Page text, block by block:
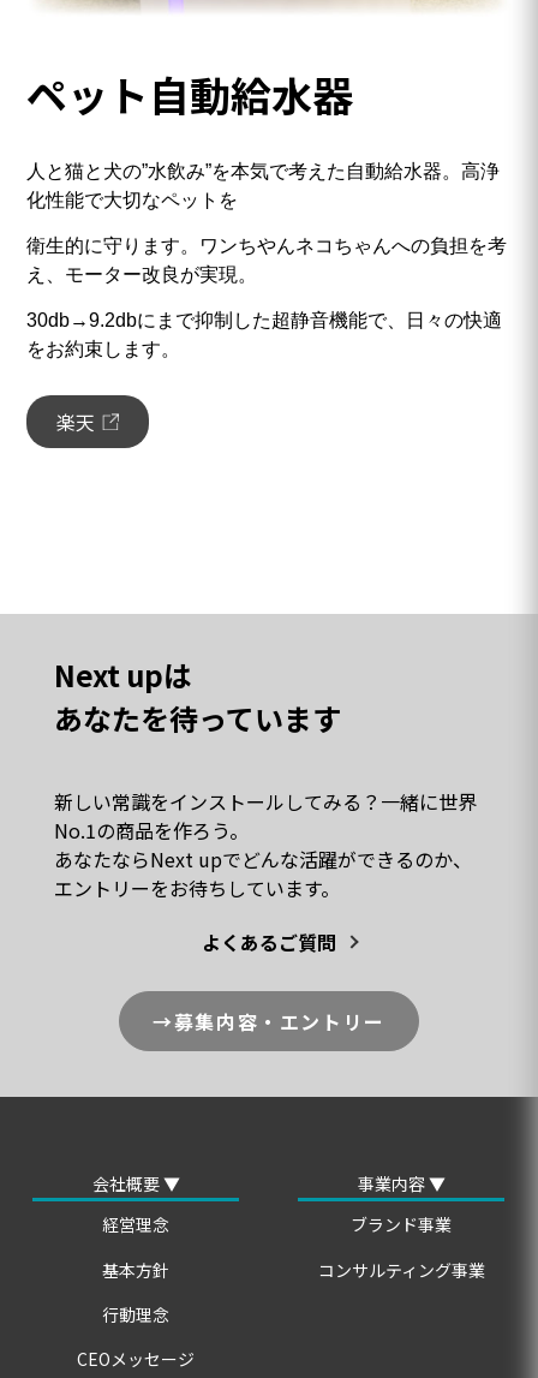
ペット自動給水器
人と猫と犬の”水飲み”を本気で考えた自動給水器。高浄
化性能で大切なペットを
衛生的に守ります。ワンちやんネコちゃんへの負担を考
え、モーター改良が実現。
30db→9.2dbにまで抑制した超静音機能で、日々の快適
をお約束します。
楽天
Next upは
あなたを待っています
新しい常識をインストールしてみる？一緒に世界
No.1の商品を作ろう。
あなたならNext upでどんな活躍ができるのか、
エントリーをお待ちしています。
よくあるご質問
→募集内容・エントリー
会社概要 ▼
経営理念
基本方針
行動理念
CEOメッセージ
事業内容 ▼
ブランド事業
コンサルティング事業